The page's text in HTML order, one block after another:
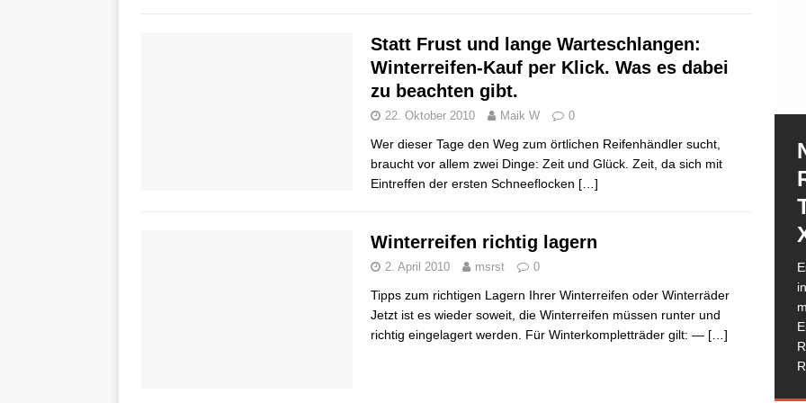
Statt Frust und lange Warteschlangen:
Winterreifen-Kauf per Klick. Was es dabei
zu beachten gibt.
22. Oktober 2010 Maik W 0
Wer dieser Tage den Weg zum örtlichen Reifenhändler sucht,
braucht vor allem zwei Dinge: Zeit und Glück. Zeit, da sich mit
Eintreffen der ersten Schneeflocken […]
Winterreifen richtig lagern
2. April 2010 msrst 0
Tipps zum richtigen Lagern Ihrer Winterreifen oder Winterräder
Jetzt ist es wieder soweit, die Winterreifen müssen runter und
richtig eingelagert werden. Für Winterkompletträder gilt: — […]